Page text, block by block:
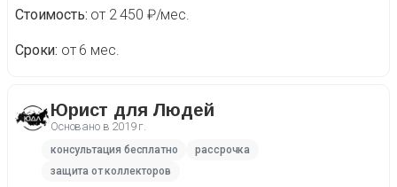
Стоимость от 2 450 ₽/мес.
Сроки от 6 мес.
Юрист для Людей
Основано в 2019 г.
консультация бесплатно
рассрочка
защита от коллекторов